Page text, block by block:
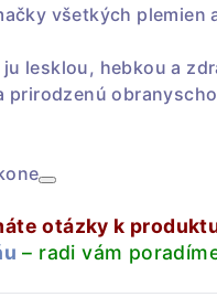
všetkých plemien
ju lesklou, hebkou a
prirodzenú
otázky k
– radi vám